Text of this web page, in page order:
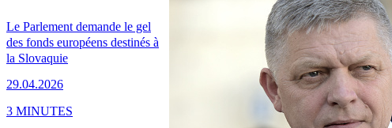
Le Parlement demande le gel
des fonds européens destinés à
la Slovaquie
29.04.2026
3 MINUTES